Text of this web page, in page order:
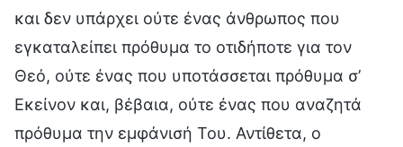
και δεν υπάρχει ούτε ένας άνθρωπος που
εγκαταλείπει πρόθυμα το οτιδήποτε για τον
Θεό, ούτε ένας που υποτάσσεται πρόθυμα σ’
Εκείνον και, βέβαια, ούτε ένας που αναζητά
πρόθυμα την εμφάνισή Του. Αντίθετα, ο